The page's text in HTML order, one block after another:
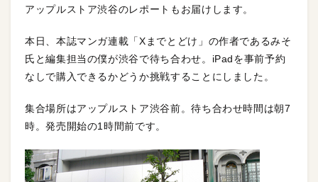
アップルストア渋谷のレポートもお届けします。
本日、本誌マンガ連載「Xまでとどけ」の作者であるみそ
氏と編集担当の僕が渋谷で待ち合わせ。iPadを事前予約
なしで購入できるかどうか挑戦することにしました。
集合場所はアップルストア渋谷前。待ち合わせ時間は朝7
時。発売開始の1時間前です。